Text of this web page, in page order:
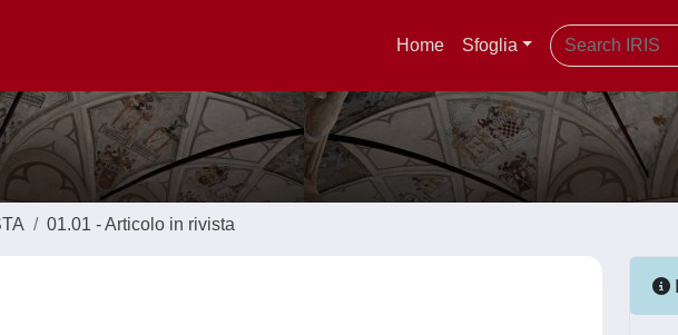
Home Sfoglia
01.01 - Articolo in rivista